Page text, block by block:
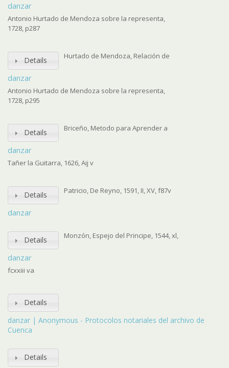
danzar
Antonio Hurtado de Mendoza sobre la representa,
1728, p287
Details
danzar
Hurtado de Mendoza, Relación de
Antonio Hurtado de Mendoza sobre la representa,
1728, p295
Details
danzar
Briceño, Metodo para Aprender a
Tañer la Guitarra, 1626, Aij v
Details
danzar
Patricio, De Reyno, 1591, II, XV, f87v
Details
danzar
Monzón, Espejo del Principe, 1544, xl,
fcxxiii va
Details
danzar | Anonymous - Protocolos notariales del archivo de
Cuenca
Details